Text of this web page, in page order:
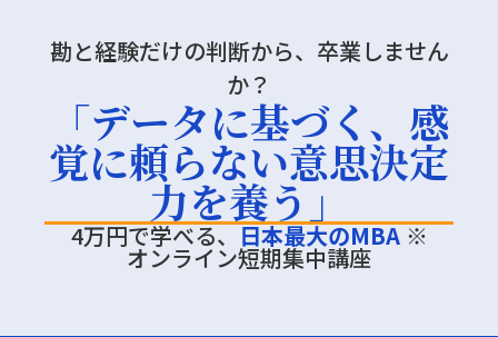
勘と経験だけの判断から、卒業しません
か？
「データに基づく、感
覚に頼らない意思決定
力を養う」
4万円で学べる、日本最大のMBA※
オンライン短期集中講座